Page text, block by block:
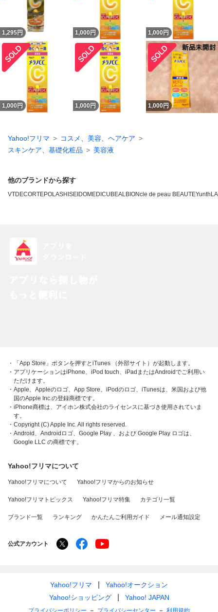
1,295円 1,000 円 1,000 円
1,000 円 1,000 円 1,000円
Yahoo!フリマ
コスメ、美容、ヘアケア
スキンケア、基礎化粧品
美容液
他のブランドから探す
VTDECORTEPOLASHISEIDOMEDICUBEALBIONcle de peau BEAUTEYunth
・「App Store」ボタンを押すとiTunes （外部サイト）が起動します。
・アプリケーションはiPhone、iPod touch、iPadまたはAndroidでご利用い
ただけます。
・Apple、Appleのロゴ、App Store、iPodのロゴ、iTunesは、米国および他
国のApple Inc.の登録商標です。
・iPhone商標は、アイホン株式会社のライセンスに基づき使用されていま
す。
・Copyright (C) Apple Inc. All rights reserved.
・Android、Androidロゴ、Google Play 、および Google Play ロゴは、
Google LLC の商標です。
Yahoo!フリマについて
Yahoo!フリマについて Yahoo!フリマからのお知らせ
Yahoo!フリマトピックス Yahoo!フリマ特集 カテゴリ一覧
ブランド一覧 ランキング かんたんご利用ガイド メール通知設定
公式アカウント
Yahoo!フリマ
Yahoo!オークション
Yahoo!ショッピング
Yahoo! JAPAN